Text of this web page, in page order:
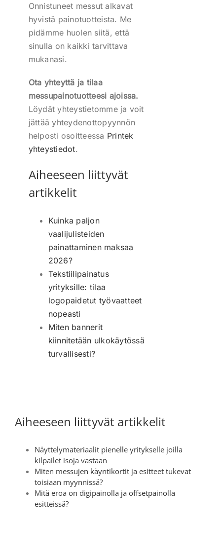
Onnistuneet messut alkavat
hyvistä painotuotteista. Me
pidämme huolen siitä, että
sinulla on kaikki tarvittava
mukanasi.
Ota yhteyttä ja tilaa
messupainotuotteesi ajoissa.
Löydät yhteystietomme ja voit
jättää yhteydenottopyynnön
helposti osoitteessa Printek
yhteystiedot.
Aiheeseen liittyvät
artikkelit
Kuinka paljon
vaalijulisteiden
painattaminen maksaa
2026?
Tekstiilipainatus
yrityksille: tilaa
logopaidetut työvaatteet
nopeasti
Miten bannerit
kiinnitetään ulkokäytössä
turvallisesti?
Aiheeseen liittyvät artikkelit
Näyttelymateriaalit pienelle yritykselle joilla
kilpailet isoja vastaan
Miten messujen käyntikortit ja esitteet tukevat
toisiaan myynnissä?
Mitä eroa on digipainolla ja offsetpainolla
esitteissä?